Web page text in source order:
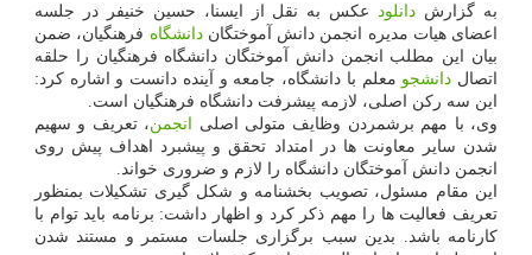
به گزارش دانلود
عکس به نقل از ایسنا، حسین خنیفر در جلسه
اعضای هیات مدیره انجمن دانش آموختگاندانشگاه فرهنگیان، ضمن
بیان این مطلب انجمن دانش آموختگان دانشگاه فرهنگیان را حلقه
اتصال دانشجو معلم با دانشگاه، جامعه و آینده دانست و اشاره کرد:
این سه رکن اصلی، لازمه پیشرفت دانشگاه فرهنگیان است.
وی، با مهم برشمردن وظایف متولی اصلی
انجمن، تعریف و سهیم
شدن سایر معاونت ها در امتداد تحقق و پیشبرد اهداف پیش روی
انجمن دانش آموختگان دانشگاه را لازم و ضروری خواند.
این مقام مسئول، تصویب بخشنامه و شکل گیری تشکیلات بمنظور
تعریف فعالیت ها را مهم ذکر کرد و اظهار داشت: برنامه باید توام با
کارنامه باشد. بدین سبب برگزاری جلسات مستمر و مستند شدن